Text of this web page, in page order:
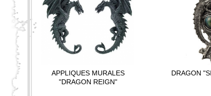
APPLIQUES MURALES
"DRAGON REIGN"
DRAGON